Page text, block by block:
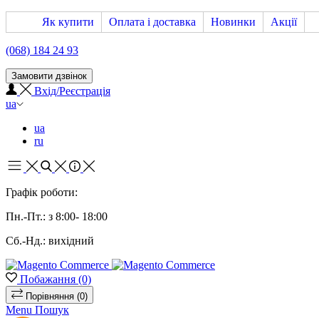
Як купити Оплата і доставка Новинки Акції
(068) 184 24 93
Замовити дзвінок
Вхід/Реєстрація
ua
ua
ru
Графік роботи:
Пн.-Пт.: з 8:00- 18:00
Сб.-Нд.: вихідний
Побажання (0)
Порівняння (0)
Menu Пошук